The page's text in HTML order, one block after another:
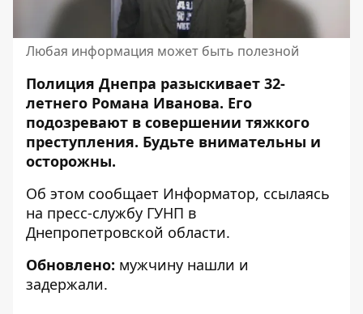
Любая информация может быть полезной
Полиция Днепра разыскивает 32-
летнего Романа Иванова. Его
подозревают в совершении тяжкого
преступления. Будьте внимательны и
осторожны.
Об этом сообщает Информатор, ссылаясь
на пресс-службу ГУНП в
Днепропетровской области.
Обновлено: мужчину нашли и
задержали.